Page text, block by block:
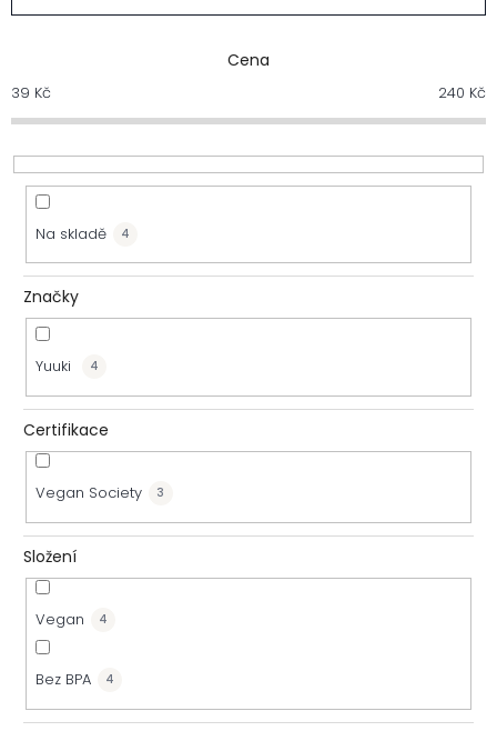
a
e
n
d
u
ů
Cena
39 Kč 240 Kč
Na skladě 4
Značky
Yuuki 4
Certifikace
Vegan Society 3
Složení
Vegan 4
Bez BPA 4